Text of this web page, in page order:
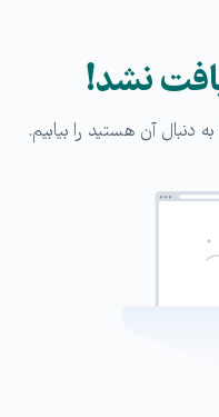
نشد!
دنبال آن هستید را بیابیم.